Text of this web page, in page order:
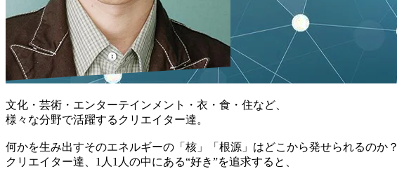
文化・芸術・エンターテインメント・衣・食・住など、
様々な分野で活躍するクリエイター達。
何かを生み出すそのエネルギーの「核」「根源」はどこから発せられるのか？
クリエイター達、1人1人の中にある“好き”を追求すると、